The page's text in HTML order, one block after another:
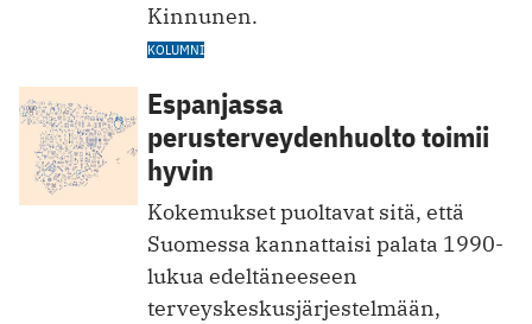
Kinnunen.
KOLUMNI
Espanjassa
perusterveydenhuolto toimii
hyvin
Kokemukset puoltavat sitä, että
Suomessa kannattaisi palata 1990-
lukua edeltäneeseen
terveyskeskusjärjestelmään,